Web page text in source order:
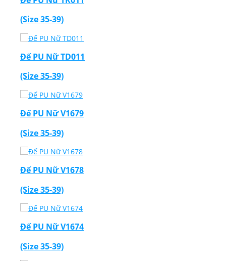
(Size 35-39)
Đế PU Nữ TD011
(Size 35-39)
Đế PU Nữ V1679
(Size 35-39)
Đế PU Nữ V1678
(Size 35-39)
Đế PU Nữ V1674
(Size 35-39)